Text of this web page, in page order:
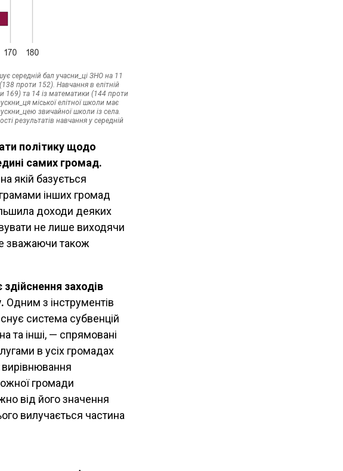
середній бал учасни_ці ЗНО на 11
проти 152). Навчання в елітній
169) та 14 із математики (144 проти
міської елітної школи має
звичайної школи із села.
результатів навчання у середній
політику щодо
самих громад.
якій базується
інших громад
доходи деяких
не лише виходячи
зважаючи також
заходів
Одним з інструментів
система субвенцій
та інші, — спрямовані
в усіх громадах
вирівнювання
громади
від його значення
вилучається частина